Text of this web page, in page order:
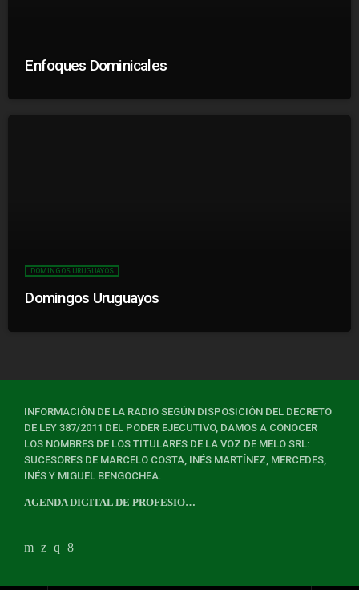
Enfoques Dominicales
DOMINGOS URUGUAYOS
Domingos Uruguayos
INFORMACIÓN DE LA RADIO SEGÚN DISPOSICIÓN DEL DECRETO
DE LEY 387/2011 DEL PODER EJECUTIVO, DAMOS A CONOCER
LOS NOMBRES DE LOS TITULARES DE LA VOZ DE MELO SRL:
SUCESORES DE MARCELO COSTA, INÉS MARTÍNEZ, MERCEDES,
INÉS Y MIGUEL BENGOCHEA.
AGENDA DIGITAL DE PROFESIONALES